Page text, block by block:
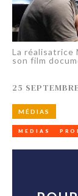
La réalisatrice
son film
25
MÉDIAS
MEDIAS